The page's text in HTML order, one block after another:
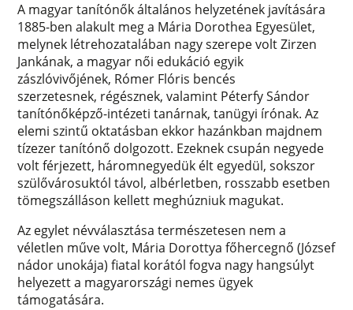
A magyar tanítónők általános helyzetének javítására
1885-ben alakult meg a Mária Dorothea Egyesület,
melynek létrehozatalában nagy szerepe volt Zirzen
Jankának, a magyar női edukáció egyik
zászlóvivőjének, Rómer Flóris bencés
szerzetesnek, régésznek, valamint Péterfy Sándor
tanítónőképző-intézeti tanárnak, tanügyi írónak. Az
elemi szintű oktatásban ekkor hazánkban majdnem
tízezer tanítónő dolgozott. Ezeknek csupán negyede
volt férjezett, háromnegyedük élt egyedül, sokszor
szülővárosuktól távol, albérletben, rosszabb esetben
tömegszálláson kellett meghúzniuk magukat.
Az egylet névválasztása természetesen nem a
véletlen műve volt, Mária Dorottya főhercegnő (József
nádor unokája) fiatal korától fogva nagy hangsúlyt
helyezett a magyarországi nemes ügyek
támogatására.